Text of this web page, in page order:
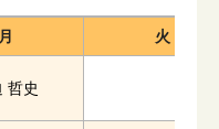
月 火
哲史